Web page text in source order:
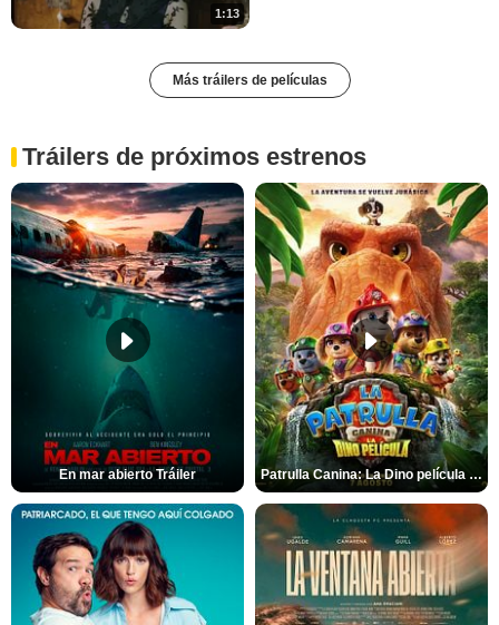
1:13
Más tráilers de películas
Tráilers de próximos estrenos
En mar abierto Tráiler Patrulla Canina: La Dino película Tráiler VO